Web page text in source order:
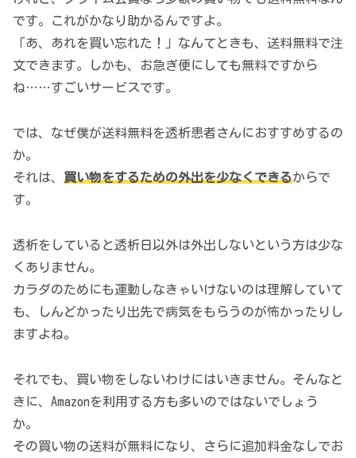
です。これがかなり助かるんですよ。
「あ、あれを買い忘れた！」なんてときも、送料無料で注
文できます。しかも、お急ぎ便にしても無料ですから
ね……すごいサービスです。
では、なぜ僕が送料無料を透析患者さんにおすすめするの
か。
それは、 買い物をするための外出を少なくできるからで
す。
透析をしていると透析日以外は外出しないという方は少な
くありません。
カラダのためにも運動しなきゃいけないのは理解していて
も、しんどかったり出先で病気をもらうのが怖かったりし
ますよね。
それでも、買い物をしないわけにはいきません。そんなと
きに、Amazonを利用する方も多いのではないでしょう
か。
その買い物の送料が無料になり、さらに追加料金なしでお